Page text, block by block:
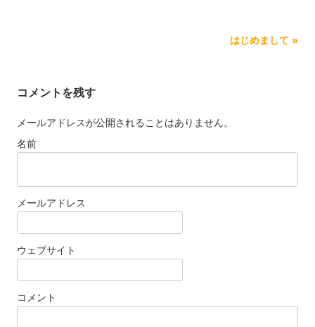
はじめまして »
コメントを残す
メールアドレスが公開されることはありません。
名前
メールアドレス
ウェブサイト
コメント